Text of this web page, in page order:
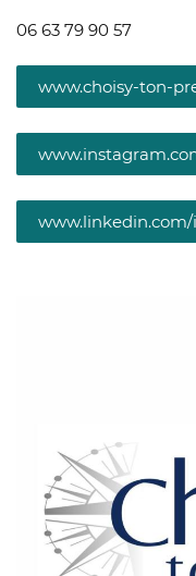
06 63 79 90 57
www.choisy-ton-